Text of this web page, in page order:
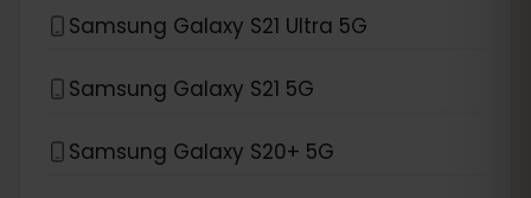
Samsung Galaxy S21 Ultra 5G
Samsung Galaxy S21 5G
Samsung Galaxy S20+ 5G